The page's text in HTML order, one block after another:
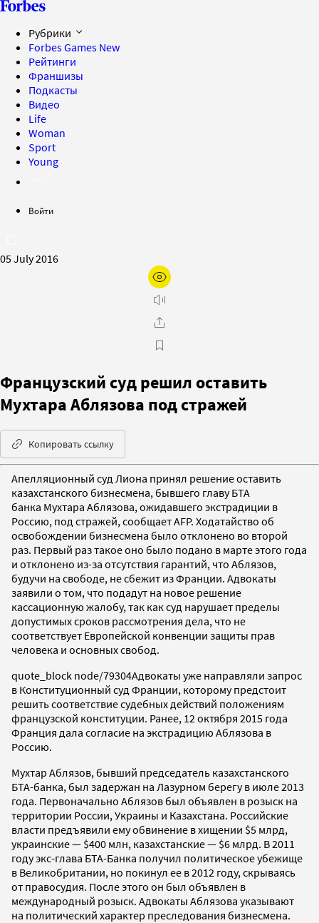
Рубрики
Forbes Games New
Рейтинги
Франшизы
Подкасты
Видео
Life
Woman
Sport
Young
Войти
05 July 2016
Французский суд решил оставить
Мухтара Аблязова под стражей
Копировать ссылку
Апелляционный суд Лиона принял решение оставить
казахстанского бизнесмена, бывшего главу БТА
банка Мухтара Аблязова, ожидавшего экстрадиции в
Россию, под стражей, сообщает AFP. Ходатайство об
освобождении бизнесмена было отклонено во второй
раз. Первый раз такое оно было подано в марте этого года
и отклонено из-за отсутствия гарантий, что Аблязов,
будучи на свободе, не сбежит из Франции. Адвокаты
заявили о том, что подадут на новое решение
кассационную жалобу, так как суд нарушает пределы
допустимых сроков рассмотрения дела, что не
соответствует Европейской конвенции защиты прав
человека и основных свобод.
quote_block node/79304Адвокаты уже направляли запрос
в Конституционный суд Франции, которому предстоит
решить соответствие судебных действий положениям
французской конституции. Ранее, 12 октября 2015 года
Франция дала согласие на экстрадицию Аблязова в
Россию.
Мухтар Аблязов, бывший председатель казахстанского
БТА-банка, был задержан на Лазурном берегу в июле 2013
года. Первоначально Аблязов был объявлен в розыск на
территории России, Украины и Казахстана. Российские
власти предъявили ему обвинение в хищении $5 млрд,
украинские — $400 млн, казахстанские — $6 млрд. В 2011
году экс-глава БТА-Банка получил политическое убежище
в Великобритании, но покинул ее в 2012 году, скрываясь
от правосудия. После этого он был объявлен в
международный розыск. Адвокаты Аблязова указывают
на политический характер преследования бизнесмена.